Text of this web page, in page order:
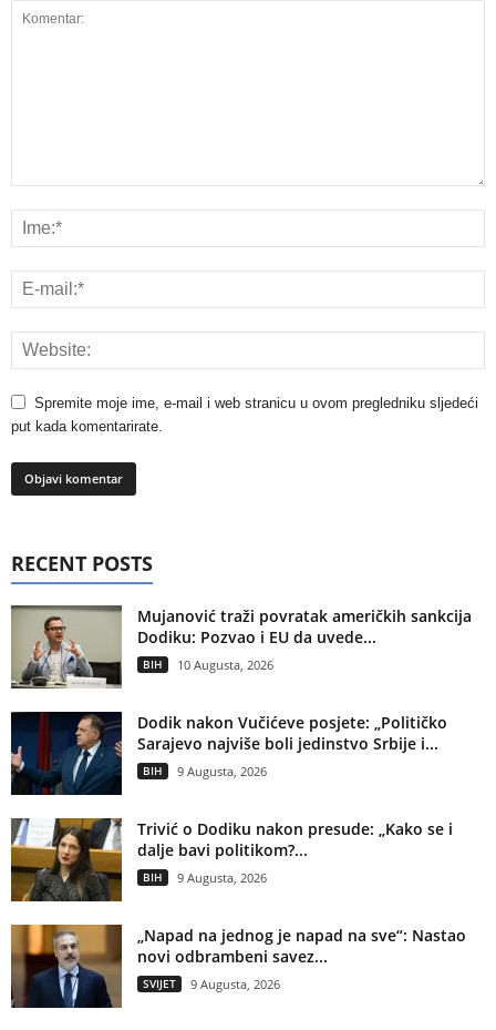
Spremite moje ime, e-mail i web stranicu u ovom pregledniku sljedeći
put kada komentarirate.
RECENT POSTS
Mujanović traži povratak američkih sankcija
Dodiku: Pozvao i EU da uvede...
BIH 10 Augusta, 2026
Dodik nakon Vučićeve posjete: „Političko
Sarajevo najviše boli jedinstvo Srbije i...
BIH 9 Augusta, 2026
Trivić o Dodiku nakon presude: „Kako se i
dalje bavi politikom?...
BIH 9 Augusta, 2026
„Napad na jednog je napad na sve“: Nastao
novi odbrambeni savez...
SVIJET 9 Augusta, 2026